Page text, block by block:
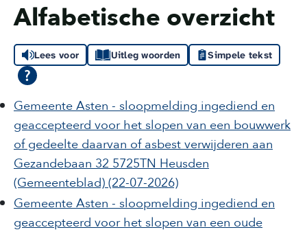
Alfabetische overzicht
Lees voor Uitleg woorden Simpele tekst
Gemeente Asten - sloopmelding ingediend en
geaccepteerd voor het slopen van een bouwwerk
of gedeelte daarvan of asbest verwijderen aan
Gezandebaan 32 5725TN Heusden
(Gemeenteblad) (22-07-2026)
Gemeente Asten - sloopmelding ingediend en
geaccepteerd voor het slopen van een oude